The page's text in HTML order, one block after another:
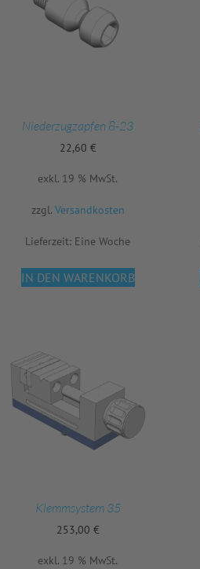
Niederzugzapfen 8-23
22,60 €
exkl. 19 % MwSt.
zzgl. Versandkosten
Lieferzeit: Eine Woche
IN DEN WARENKORB
Klemmsystem 35
253,00 €
exkl. 19 % MwSt.